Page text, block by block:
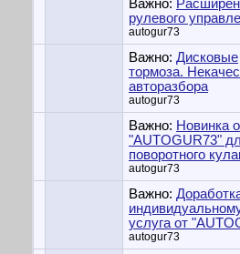
Важно:
рулевого
autogur73
Важно: Дисковые
тормоза.
авторазбора
autogur73
Важно: Новинка
"AUTOGUR73"
поворотного
autogur73
Важно:
услуга от
autogur73